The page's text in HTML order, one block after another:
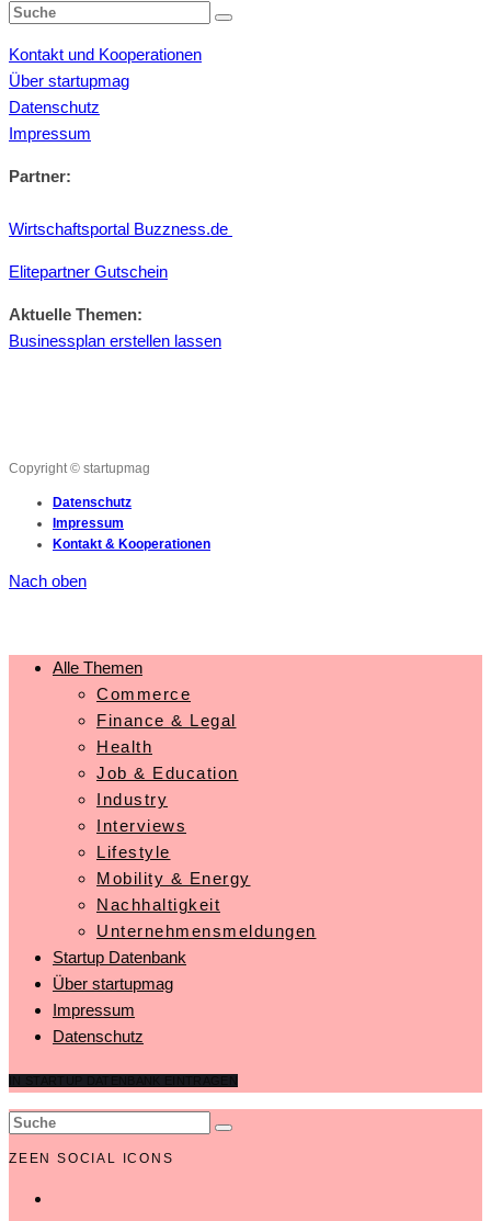
Kontakt und Kooperationen
Über startupmag
Datenschutz
Impressum
Partner:
Wirtschaftsportal Buzzness.de
Elitepartner Gutschein
Aktuelle Themen:
Businessplan erstellen lassen
Copyright © startupmag
Datenschutz
Impressum
Kontakt & Kooperationen
Nach oben
Alle Themen
Commerce
Finance & Legal
Health
Job & Education
Industry
Interviews
Lifestyle
Mobility & Energy
Nachhaltigkeit
Unternehmensmeldungen
Startup Datenbank
Über startupmag
Impressum
Datenschutz
ZEEN SOCIAL ICONS